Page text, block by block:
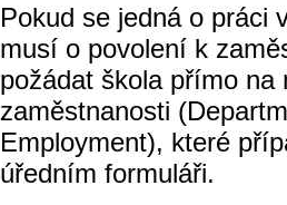
Pokud se jedná o práci
musí o povolení k
požádat škola přímo
zaměstnanosti
Employment), které
úředním formuláři.